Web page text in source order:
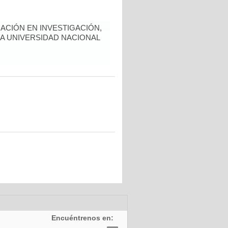
EN INVESTIGACIÓN,
UNIVERSIDAD NACIONAL
Encuéntrenos en: